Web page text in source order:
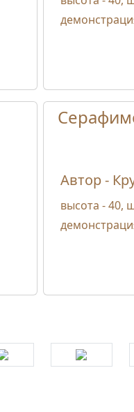
Автор -
высота - 40,